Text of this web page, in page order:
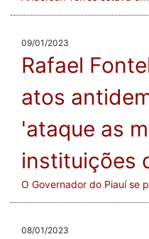
09/01/2023
Rafael
atos
'ataque as
instituições
O Governador do Piauí se
08/01/2023